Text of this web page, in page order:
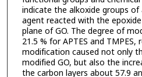
indicate the alkoxide groups of
agent reacted with the
plane of GO. The degree of
21.5 % for APTES and TMPES,
modification caused not only
modified GO, but also the
the carbon layers about 57.9